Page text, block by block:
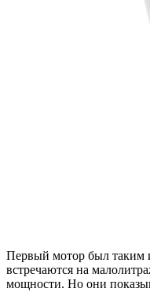
Первый мотор был таким
встречаются на
мощности. Но они